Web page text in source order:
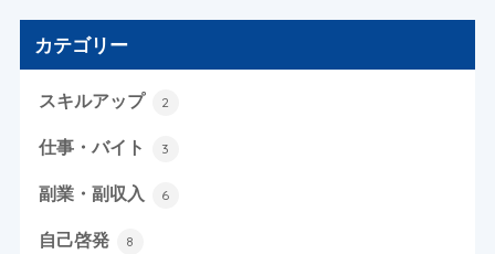
カテゴリー
スキルアップ 2
仕事・バイト 3
副業・副収入 6
自己啓発 8